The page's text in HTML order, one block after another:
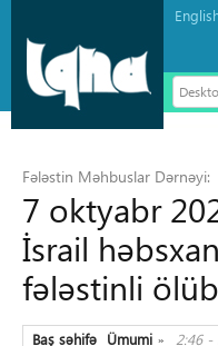
Fələstin Məhbuslar Dərnəyi:
7 oktyabr
İsrail
fələstinli ölüb
Baş səhifə »
Ümumi 2:46 -